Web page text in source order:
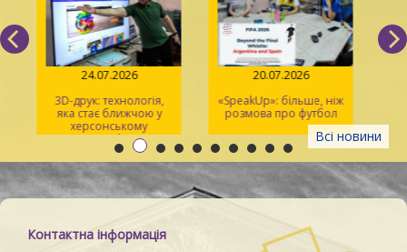
Всі новини
24.07.2026
3D-друк: технологія,
яка стає ближчою у
херсонському
просторі Maker Space
20.07.2026
«SpeakUp»: більше, ніж
розмова про футбол
Контактна інформація